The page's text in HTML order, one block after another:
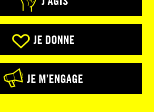
JE DONNE
JE M’ENGAGE